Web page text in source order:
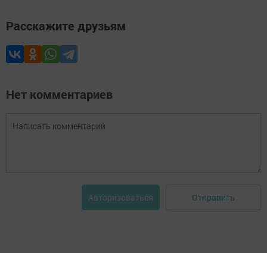
Расскажите друзьям
Нет комментариев
Авторизоваться Отправить